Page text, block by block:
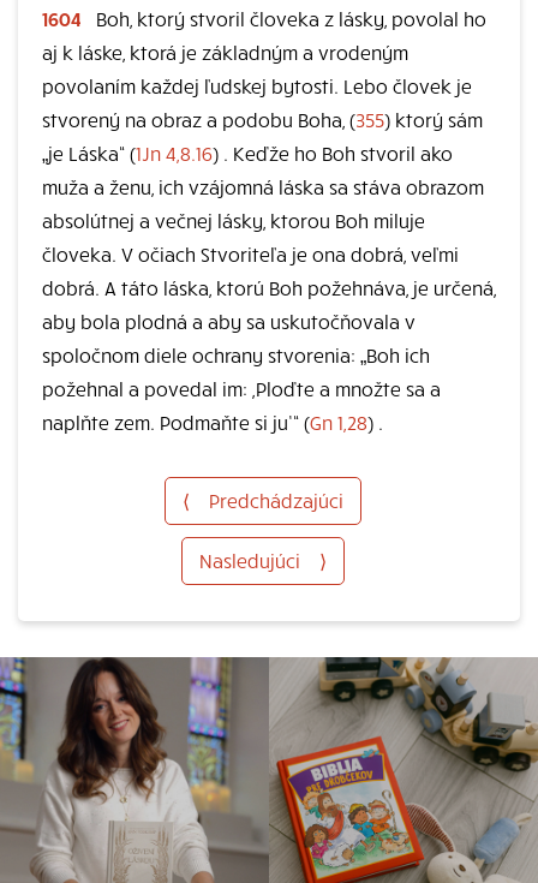
1604
Boh, ktorý stvoril človeka z lásky, povolal ho
aj k láske, ktorá je základným a vrodeným
povolaním každej ľudskej bytosti. Lebo človek je
stvorený na obraz a podobu Boha, (355) ktorý sám
„je Láska“ (1Jn 4,8.16) . Keďže ho Boh stvoril ako
muža a ženu, ich vzájomná láska sa stáva obrazom
absolútnej a večnej lásky, ktorou Boh miluje
človeka. V očiach Stvoriteľa je ona dobrá, veľmi
dobrá. A táto láska, ktorú Boh požehnáva, je určená,
aby bola plodná a aby sa uskutočňovala v
spoločnom diele ochrany stvorenia: „Boh ich
požehnal a povedal im: ,Ploďte a množte sa a
naplňte zem. Podmaňte si ju’“ (Gn 1,28) .
⟨ Predchádzajúci
Nasledujúci ⟩